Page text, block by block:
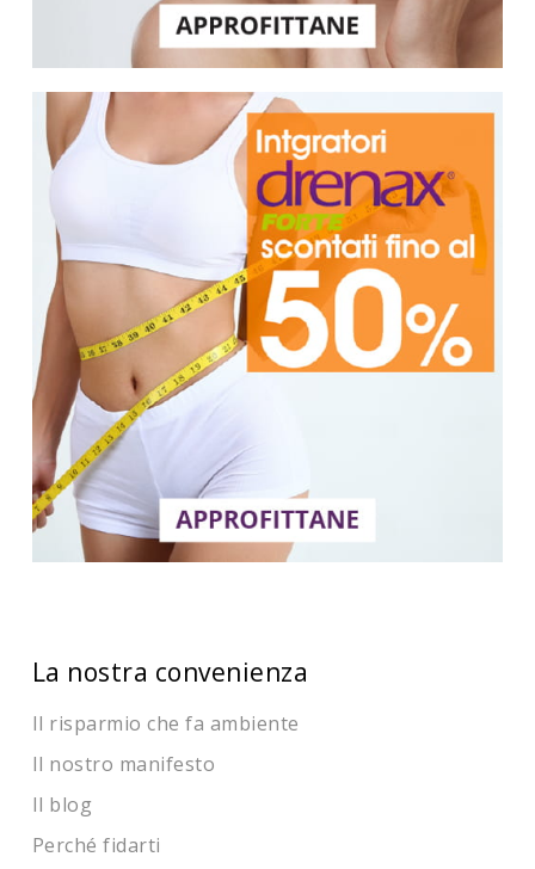
La nostra convenienza
Il risparmio che fa ambiente
Il nostro manifesto
Il blog
Perché fidarti